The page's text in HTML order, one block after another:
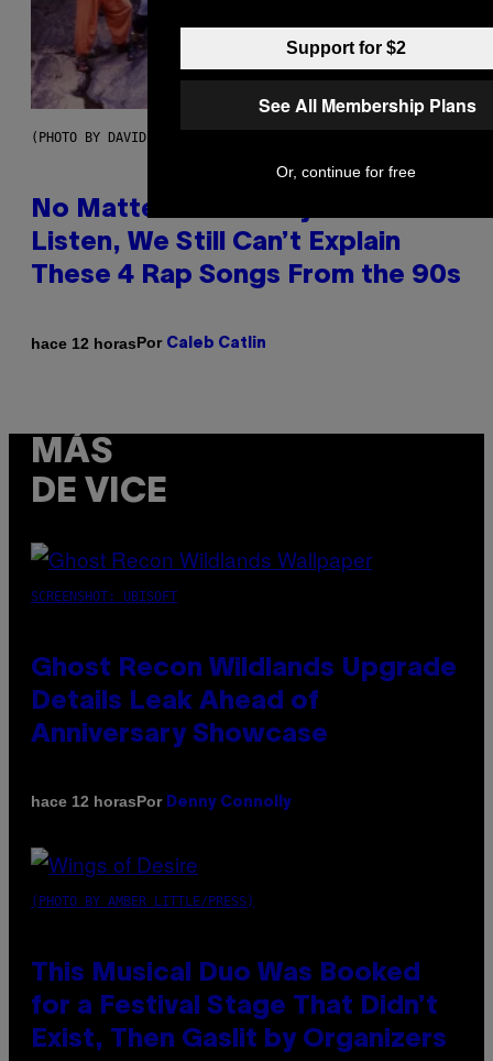
(PHOTO BY DAVID CORIO/REDFERNS)
No Matter How Many Times We
Listen, We Still Can’t Explain
These 4 Rap Songs From the 90s
hace 12 horasPor Caleb Catlin
MÁS
DE VICE
SCREENSHOT: UBISOFT
Ghost Recon Wildlands Upgrade
Details Leak Ahead of
Anniversary Showcase
hace 12 horasPor Denny Connolly
(PHOTO BY AMBER LITTLE/PRESS)
This Musical Duo Was Booked
for a Festival Stage That Didn’t
Exist, Then Gaslit by Organizers
Support for $2
See All Membership Plans
Or, continue for free